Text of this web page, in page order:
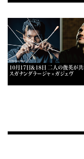
10月17日＆18日 二人の俊英が
スガナンダラージャ×ガジェヴ